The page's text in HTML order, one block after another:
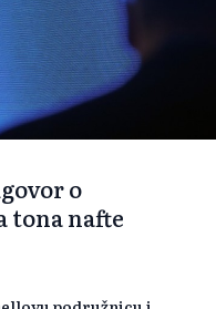
o
tona nafte